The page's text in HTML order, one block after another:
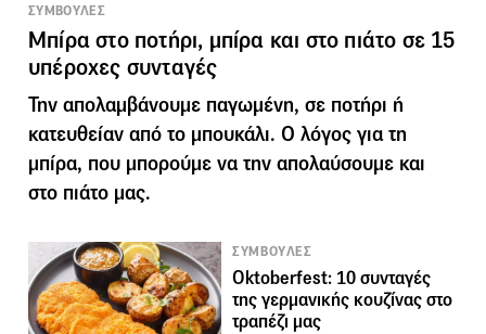
ΣΥΜΒΟΥΛΕΣ
Μπίρα στο ποτήρι, μπίρα και στο πιάτο σε 15
υπέροχες συνταγές
Την απολαμβάνουμε παγωμένη, σε ποτήρι ή
κατευθείαν από το μπουκάλι. Ο λόγος για τη
μπίρα, που μπορούμε να την απολαύσουμε και
στο πιάτο μας.
ΣΥΜΒΟΥΛΕΣ
Oktoberfest: 10 συνταγές
της γερμανικής κουζίνας στο
τραπέζι μας